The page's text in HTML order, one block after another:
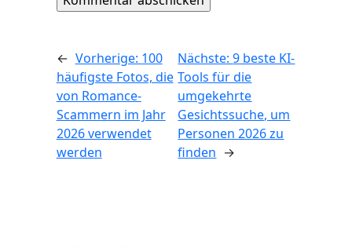
← Vorherige: 100
häufigste Fotos, die
von Romance-
Scammern im Jahr
2026 verwendet
werden
Nächste:9 beste KI-
Tools für die
umgekehrte
Gesichtssuche, um
Personen 2026 zu
finden →